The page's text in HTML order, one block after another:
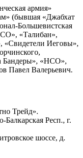
армия»
(бывшая «Джабхат
Большевистская
«Талибан»,
«Свидетели Иеговы»,
Бандеры», «НСО»,
Павел Валерьевич.
Трейд».
Респ., г.
шоссе, д.